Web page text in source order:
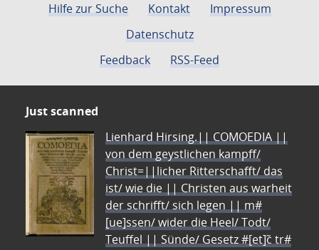
Hilfe zur Suche Kontakt
Impressum
Datenschutz
Feedback
RSS-Feed
Just scanned
Lienhard Hirsing.|| COMOEDIA ||
von dem geystlichen kampff/
Christ=||licher Ritterschafft/ das
ist/ wie die || Christen aus warheit
der schrifft/ sich legen || m#
[ue]ssen/ wider die Heel/ Todt/
Teuffel || Sünde/ Gesetz #[et]c̃ tr#